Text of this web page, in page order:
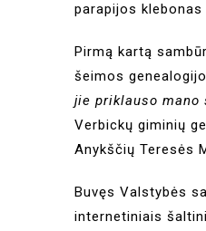
parapijos
Pirmą kartą
šeimos
jie priklauso mano
Verbickų giminių
Anykščių Teresės
Buvęs Valstybės
internetiniais